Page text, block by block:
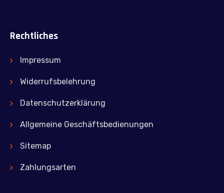
Rechtliches
Impressum
Widerrufsbelehrung
Datenschutzerklärung
Allgemeine Geschäftsbedienungen
Sitemap
Zahlungsarten